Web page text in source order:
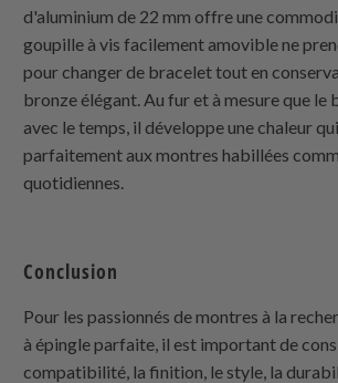
d'aluminium de 22 mm offre une
goupille à vis facilement amovible ne
pour changer de bracelet tout en
bronze élégant. Au fur et à mesure que le
avec le temps, il développe une chaleur
parfaitement aux montres habillées
quotidiennes.
Conclusion
Pour les passionnés de montres à la
à épingle parfaite, il est important de
compatibilité, la finition, le style, la